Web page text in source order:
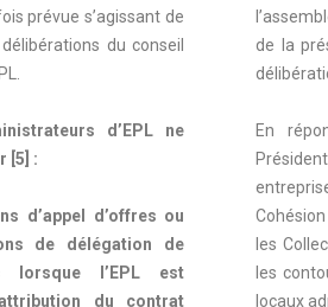
prévue s’agissant de
du conseil
d’EPL ne
[5] :
d’appel d’offres ou
de délégation de
lorsque l’EPL est
du contrat
de la
En
les
les
locaux